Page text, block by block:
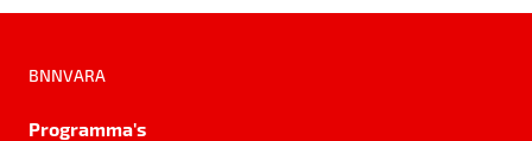
BNNVARA
Programma's